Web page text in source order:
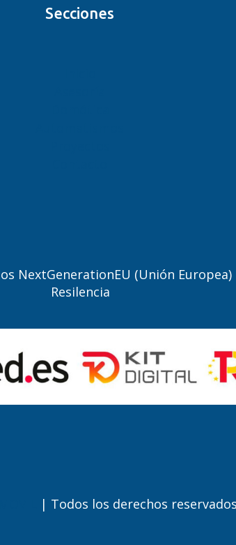
Secciones
NextGenerationEU (Unión Europea)
Resilencia
| Todos los derechos